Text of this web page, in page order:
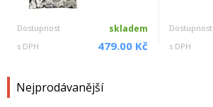
Dostupnost skladem
s DPH 479.00 Kč
Dostupnost
s DPH
Nejprodávanější